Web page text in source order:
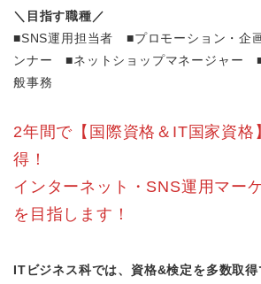
＼目指す職種／
■SNS運用担当者 ■プロモーション・企
ンナー ■ネットショップマネージャー
般事務
2年間で【国際資格＆IT国家資格
得！
インターネット・SNS運用マー
を目指します！
ITビジネス科では、資格&検定を多数取得